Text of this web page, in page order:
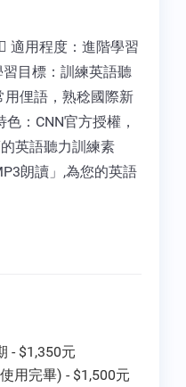
適用程度：進階學習
習目標：訓練英語聽
俚語，熟稔國際新
：CNN官方授權，
英語聽力訓練素
朗讀」,為您的英語
- $1,350元
用完畢) - $1,500元